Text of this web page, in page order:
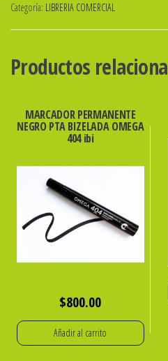
100
COLOR
cantidad
Categoría: LIBRERIA COMERCIAL
Productos
MARCADOR PERMANENTE
NEGRO PTA BIZELADA OMEGA
404 ibi
$800.00
Añadir al carrito